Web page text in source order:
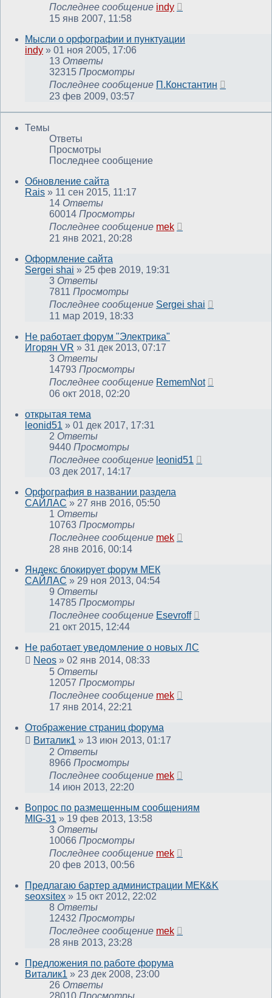
Последнее сообщение indy
15 янв 2007, 11:58
Мысли о орфографии и пунктуации
indy » 01 ноя 2005, 17:06
13 Ответы
32315 Просмотры
Последнее сообщение П.Константин
23 фев 2009, 03:57
Темы
Ответы
Просмотры
Последнее сообщение
Обновление сайта
Rais » 11 сен 2015, 11:17
14 Ответы
60014 Просмотры
Последнее сообщение mek
21 янв 2021, 20:28
Оформление сайта
Sergei shai » 25 фев 2019, 19:31
3 Ответы
7811 Просмотры
Последнее сообщение Sergei shai
11 мар 2019, 18:33
Не работает форум "Электрика"
Игорян VR » 31 дек 2013, 07:17
3 Ответы
14793 Просмотры
Последнее сообщение RememNot
06 окт 2018, 02:20
открытая тема
leonid51 » 01 дек 2017, 17:31
2 Ответы
9440 Просмотры
Последнее сообщение leonid51
03 дек 2017, 14:17
Орфография в названии раздела
САЙЛАС » 27 янв 2016, 05:50
1 Ответы
10763 Просмотры
Последнее сообщение mek
28 янв 2016, 00:14
Яндекс блокирует форум МЕК
САЙЛАС » 29 ноя 2013, 04:54
9 Ответы
14785 Просмотры
Последнее сообщение Esevroff
21 окт 2015, 12:44
Не работает уведомление о новых ЛС
Neos » 02 янв 2014, 08:33
5 Ответы
12057 Просмотры
Последнее сообщение mek
17 янв 2014, 22:21
Отображение страниц форума
Виталик1 » 13 июн 2013, 01:17
2 Ответы
8966 Просмотры
Последнее сообщение mek
14 июн 2013, 22:20
Вопрос по размещенным сообщениям
MIG-31 » 19 фев 2013, 13:58
3 Ответы
10066 Просмотры
Последнее сообщение mek
20 фев 2013, 00:56
Предлагаю бартер администрации МЕК&K
seoxsitex » 15 окт 2012, 22:02
8 Ответы
12432 Просмотры
Последнее сообщение mek
28 янв 2013, 23:28
Предложения по работе форума
Виталик1 » 23 дек 2008, 23:00
26 Ответы
28010 Просмотры